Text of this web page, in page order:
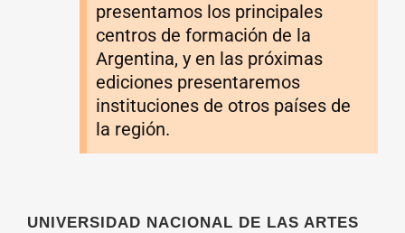
presentamos los principales
centros de formación de la
Argentina, y en las próximas
ediciones presentaremos
instituciones de otros países de
la región.
UNIVERSIDAD NACIONAL DE LAS ARTES